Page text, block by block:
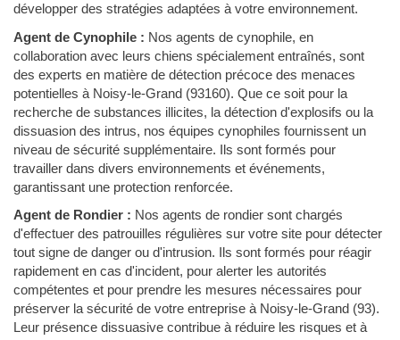
développer des stratégies adaptées à votre environnement.
Agent de Cynophile : Nos agents de cynophile, en
collaboration avec leurs chiens spécialement entraînés, sont
des experts en matière de détection précoce des menaces
potentielles à Noisy-le-Grand (93160). Que ce soit pour la
recherche de substances illicites, la détection d'explosifs ou la
dissuasion des intrus, nos équipes cynophiles fournissent un
niveau de sécurité supplémentaire. Ils sont formés pour
travailler dans divers environnements et événements,
garantissant une protection renforcée.
Agent de Rondier : Nos agents de rondier sont chargés
d'effectuer des patrouilles régulières sur votre site pour détecter
tout signe de danger ou d'intrusion. Ils sont formés pour réagir
rapidement en cas d'incident, pour alerter les autorités
compétentes et pour prendre les mesures nécessaires pour
préserver la sécurité de votre entreprise à Noisy-le-Grand (93).
Leur présence dissuasive contribue à réduire les risques et à